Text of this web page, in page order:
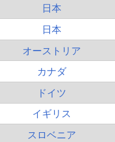
日本
日本
オーストリア
カナダ
ドイツ
イギリス
スロベニア